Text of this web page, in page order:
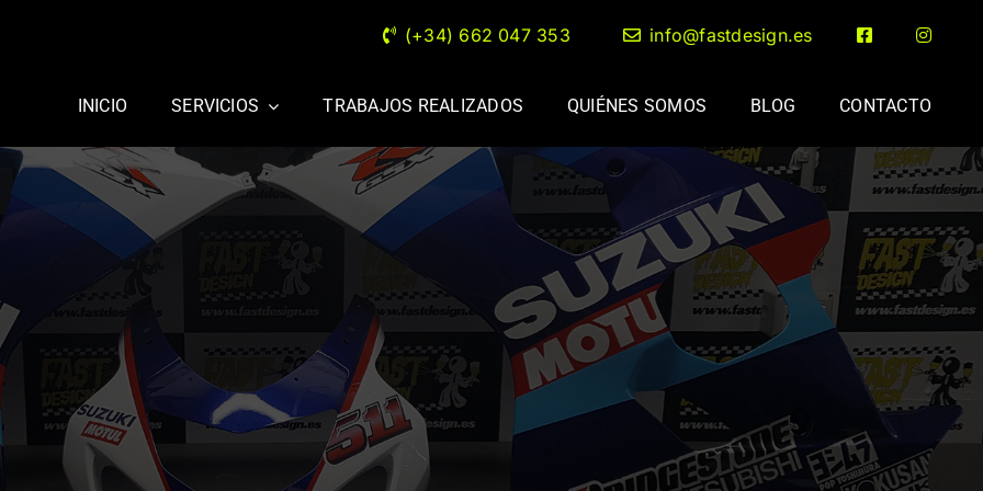
(+34) 662 047 353 info@fastdesign.es
INICIO SERVICIOS TRABAJOS REALIZADOS QUIÉNES SOMOS BLOG CONTACTO